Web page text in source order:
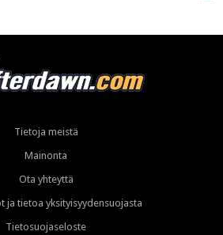
Tietoja meistä
Mainonta
Ota yhteyttä
ja tietoa yksityisyydensuojasta
Tietosuojaseloste